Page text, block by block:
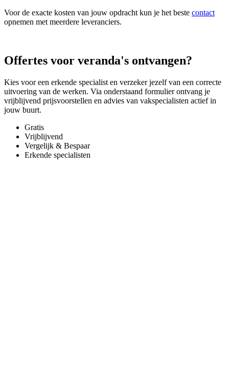
Voor de exacte kosten van jouw opdracht kun je het beste contact
opnemen met meerdere leveranciers.
Offertes voor veranda's ontvangen?
Kies voor een erkende specialist en verzeker jezelf van een correcte
uitvoering van de werken. Via onderstaand formulier ontvang je
vrijblijvend prijsvoorstellen en advies van vakspecialisten actief in
jouw buurt.
Gratis
Vrijblijvend
Vergelijk & Bespaar
Erkende specialisten